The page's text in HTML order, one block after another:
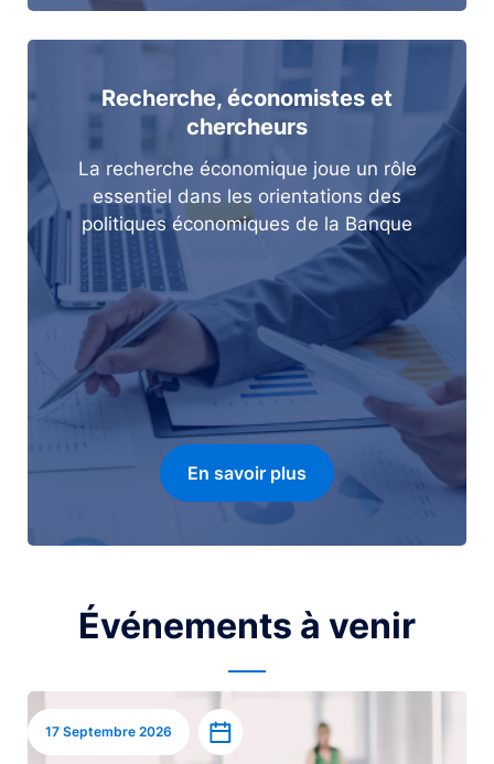
Recherche, économistes et
chercheurs
La recherche économique joue un rôle
essentiel dans les orientations des
politiques économiques de la Banque
En savoir plus
Événements à venir
Image
17 Septembre 2026 Ajouter à l’agenda